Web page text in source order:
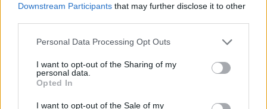
Downstream Participants that may further disclose it to other
Personal Data Processing Opt Outs
I want to opt-out of the Sharing of my
personal data.
Opted In
I want to opt-out of the Sale of my